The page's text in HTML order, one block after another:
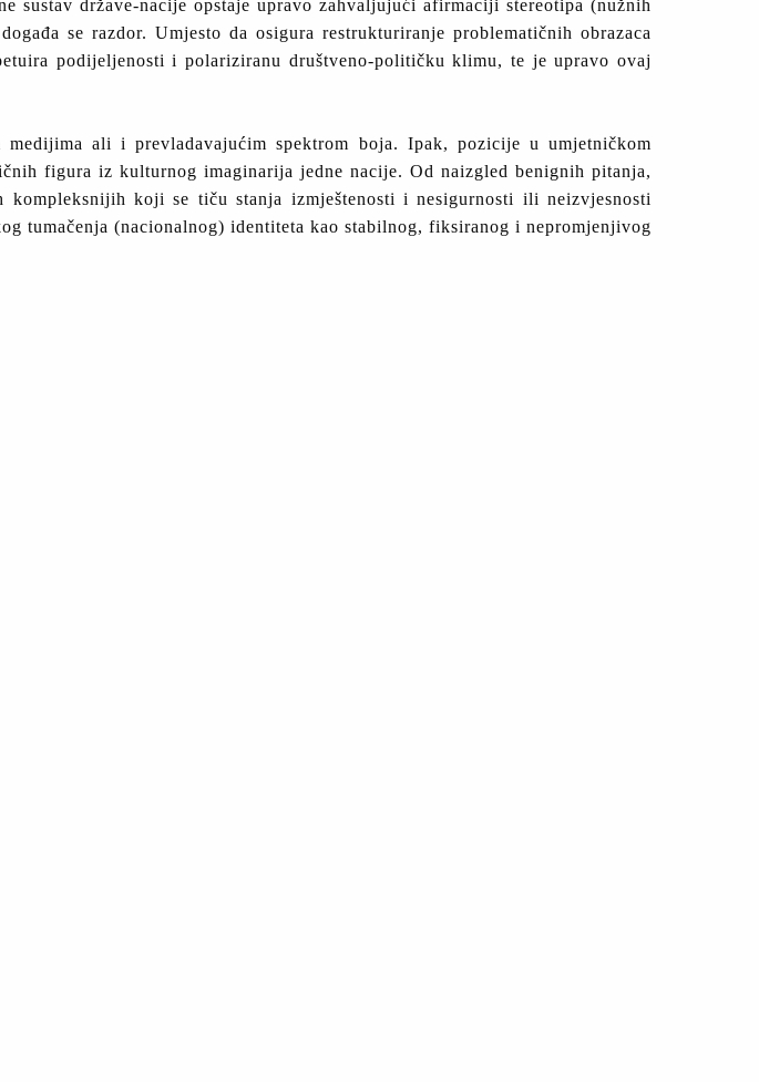
sustav države-nacije opstaje upravo zahvaljujući afirmaciji stereotipa (nužnih
se razdor. Umjesto da osigura restrukturiranje problematičnih obrazaca
podijeljenosti i polariziranu društveno-političku klimu, te je upravo ovaj
ali i prevladavajućim spektrom boja. Ipak, pozicije u umjetničkom
figura iz kulturnog imaginarija jedne nacije. Od naizgled benignih pitanja,
koji se tiču stanja izmještenosti i nesigurnosti ili neizvjesnosti
tumačenja (nacionalnog) identiteta kao stabilnog, fiksiranog i nepromjenjivog